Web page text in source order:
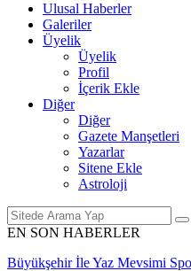
Ulusal Haberler
Galeriler
Üyelik
Üyelik
Profil
İçerik Ekle
Diğer
Diğer
Gazete Manşetleri
Yazarlar
Sitene Ekle
Astroloji
EN SON HABERLER